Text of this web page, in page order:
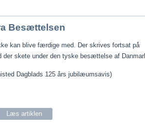
Besættelsen
kan blive færdige med. Der skrives fortsat på
der skete under den tyske besættelse af
Dagblads 125 års jubilæumsavis)
Læs artiklen